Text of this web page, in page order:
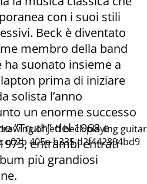
of jeff beck playing guitar
c02b 405e b335 d2f442894bd9
con i suoi stili
Beck è diventato
membro della band
ha suonato insieme a
prima di iniziare
solista l’anno
un enorme successo
“Truth” del 1968 e
entrambi entrati
più grandiosi